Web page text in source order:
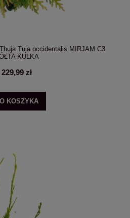
Tuja occidentalis MIRJAM C3
KULKA
229,99 zł
KOSZYKA